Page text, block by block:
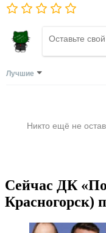
Лучшие
Никто ещё не
Сейчас ДК
Красногорск)